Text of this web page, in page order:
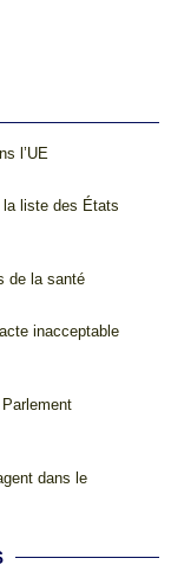
l’UE
la liste des États
de la santé
inacceptable
dans le